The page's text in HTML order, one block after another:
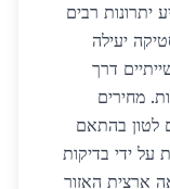
יתרונות רבים
בשנת 2026. לוגיסטיקה יעילה
דרך
מחירים
800 ל 1200 שקלים לטון בהתאם
על ידי בדיקות
ארצית האזור